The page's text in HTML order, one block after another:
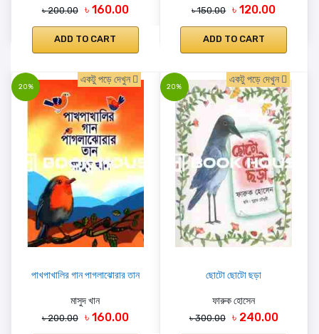
৳ 200.00 ৳ 160.00
ADD TO CART
৳ 150.00 ৳ 120.00
ADD TO CART
20%
একটু পড়ে দেখুন
পাখপাখালির গান পাগলাঝোরার তান
মাসুদ খান
৳ 200.00 ৳ 160.00
20%
একটু পড়ে দেখুন
ছোটো ছোটো ছড়া
ফারুক হোসেন
৳ 300.00 ৳ 240.00